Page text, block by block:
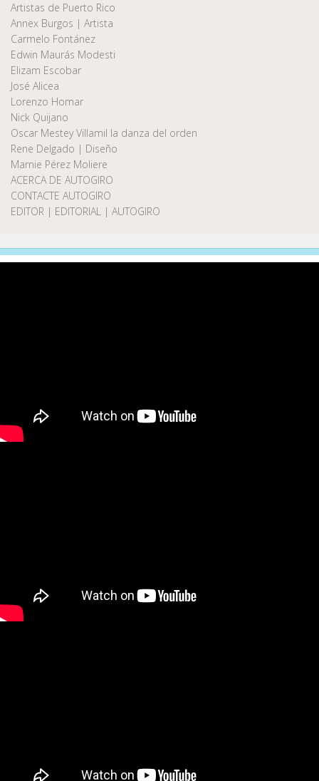
Artistas de Puerto Rico
Annex Burgos | Artista
Carmelo Fontánez
Edwin Maurás Modesti
Elizam Escobar
José Alicea
Lorenzo Homar
Nick Quijano
Oscar Mestey Villamil la danza del orden
Rene Delgado | Diseño
Marnie Pérez Moliere
ACERCA DE AUTOGIRO
CONTACTE AUTOGIRO
EDITOR | EDITORIAL | AUTOGIRO